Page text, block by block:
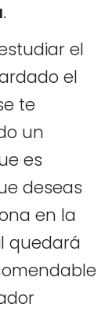
.
el
el
te
un
es
deseas
en la
quedará